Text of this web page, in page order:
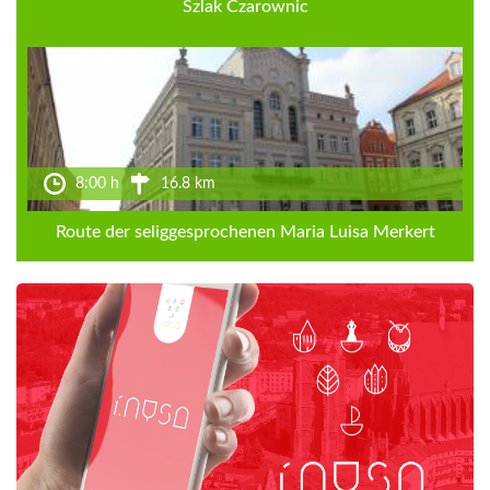
Szlak Czarownic
8:00 h 16.8 km
Route der seliggesprochenen Maria Luisa Merkert